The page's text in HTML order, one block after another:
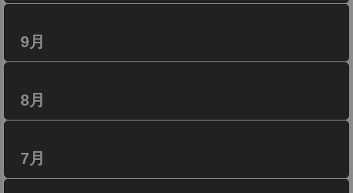
9月
8月
7月